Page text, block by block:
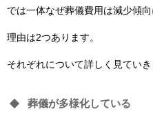
では一体なぜ葬儀費用は減少傾
理由は2つあります。
それぞれについて詳しく見ていき
葬儀が多様化している